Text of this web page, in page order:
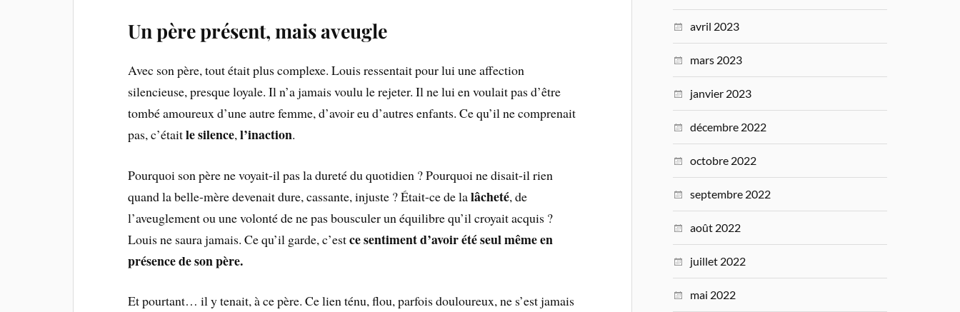
Un père présent, mais aveugle
Avec son père, tout était plus complexe. Louis ressentait pour lui une affection
silencieuse, presque loyale. Il n’a jamais voulu le rejeter. Il ne lui en voulait pas d’être
tombé amoureux d’une autre femme, d’avoir eu d’autres enfants. Ce qu’il ne comprenait
pas, c’étaitle silence,l’inaction.
Pourquoi son père ne voyait-il pas la dureté du quotidien ? Pourquoi ne disait-il rien
quand la belle-mère devenait dure, cassante, injuste ? Était-ce de lalâcheté, de
l’aveuglement ou une volonté de ne pas bousculer un équilibre qu’il croyait acquis ?
Louis ne saura jamais. Ce qu’il garde, c’estce sentiment d’avoir été seul même en
présence de son père.
Et pourtant… il y tenait, à ce père. Ce lien ténu, flou, parfois douloureux, ne s’est jamais
avril 2023
mars 2023
janvier 2023
décembre 2022
octobre 2022
septembre 2022
août 2022
juillet 2022
mai 2022